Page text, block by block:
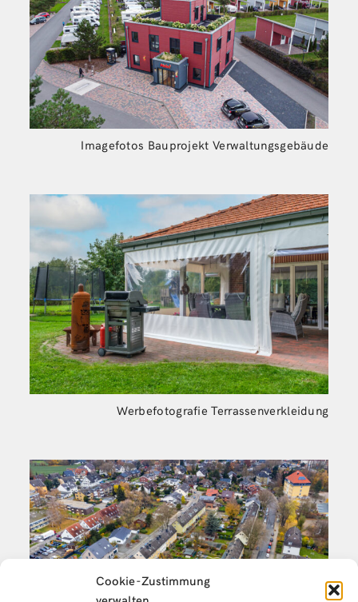
Cookie-Zustimmung
Imagefotos Bauprojekt Verwaltungsgebäude
Werbefotografie Terrassenverkleidung